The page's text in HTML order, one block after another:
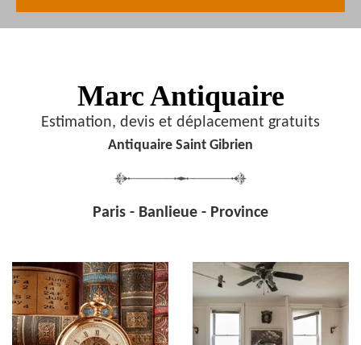
Marc Antiquaire
Estimation, devis et déplacement gratuits
Antiquaire Saint Gibrien
Paris - Banlieue - Province